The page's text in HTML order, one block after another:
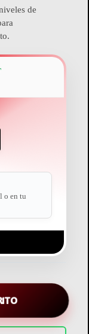
de
o en tu